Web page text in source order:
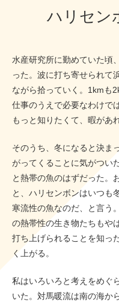
ハリセン
水産研究所に勤めていた頃
った。波に打ち寄せられて
ながら拾っていく。1kmも
仕事のうえで必要なわけで
もっと知りたくて、暇があ
そのうち、冬になると決ま
がってくることに気がつい
と熱帯の魚のはずだった。
と、ハリセンボンはいつも
寒流性の魚なのだ、と言う
の熱帯性の生き物たちもや
打ち上げられることを知っ
く上がる。
私はいろいろと考えをめぐ
いた。対馬暖流は南の海か